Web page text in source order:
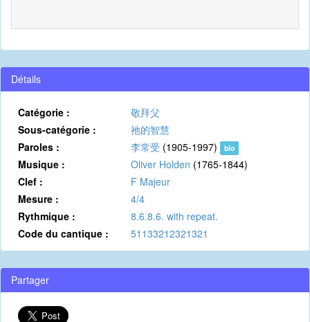
Détails
Catégorie :
敬拜父
Sous-catégorie :
祂的智慧
Paroles :
李常受 (1905-1997) bio
Musique : Oliver Holden (1765-1844)
Clef :
F Majeur
Mesure :
4/4
Rythmique :
8.6.8.6. with repeat.
Code du cantique :
51133212321321
Partager